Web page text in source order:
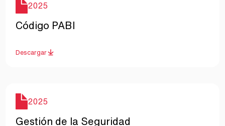
Año
2025
Nombre
Código PABI
Descargar
Año
2025
Nombre
Gestión de la Seguridad